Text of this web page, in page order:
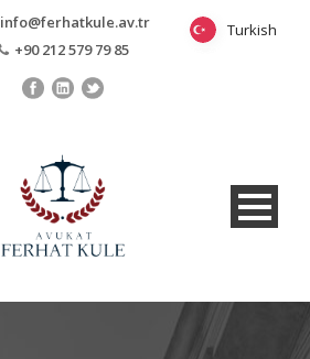
info@ferhatkule.av.tr
+90 212 579 79 85
Turkish
Turkish